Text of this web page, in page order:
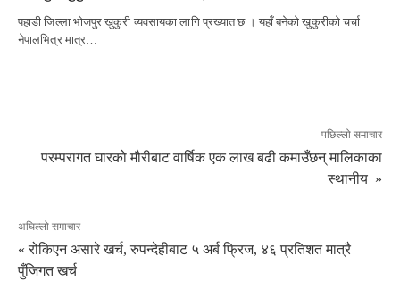
पहाडी जिल्ला भोजपुर खुकुरी व्यवसायका लागि प्रख्यात छ । यहाँ बनेको खुकुरीको चर्चा
नेपालभित्र मात्र…
पछिल्लो समाचार
परम्परागत घारको मौरीबाट वार्षिक एक लाख बढी कमाउँछन् मालिकाका
स्थानीय »
अघिल्लो समाचार
« रोकिएन असारे खर्च, रुपन्देहीबाट ५ अर्ब फ्रिज, ४६ प्रतिशत मात्रै
पुँजिगत खर्च